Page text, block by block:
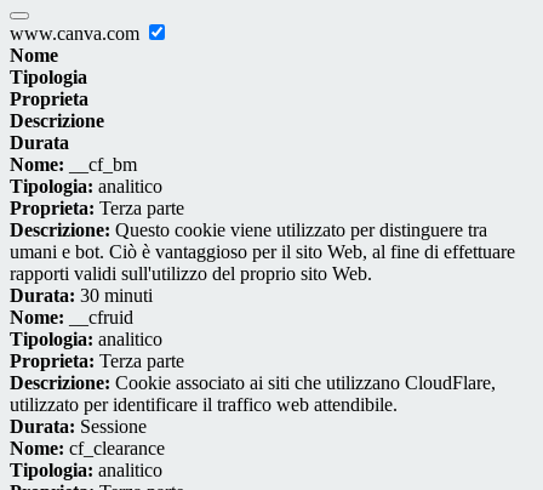
www.canva.com
Nome
Tipologia
Proprieta
Descrizione
Durata
Nome: __cf_bm
Tipologia: analitico
Proprieta: Terza parte
Descrizione: Questo cookie viene utilizzato per distinguere tra
umani e bot. Ciò è vantaggioso per il sito Web, al fine di effettuare
rapporti validi sull'utilizzo del proprio sito Web.
Durata: 30 minuti
Nome: __cfruid
Tipologia: analitico
Proprieta: Terza parte
Descrizione: Cookie associato ai siti che utilizzano CloudFlare,
utilizzato per identificare il traffico web attendibile.
Durata: Sessione
Nome: cf_clearance
Tipologia: analitico